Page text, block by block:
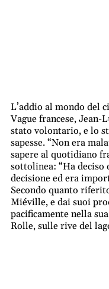
L’addio al mondo del
Vague francese, Jean-
stato volontario, e lo
sapesse. “Non era
sapere al quotidiano
sottolinea: “Ha deciso
decisione ed era
Secondo quanto
Miéville, e dai suoi
pacificamente nella
Rolle, sulle rive del